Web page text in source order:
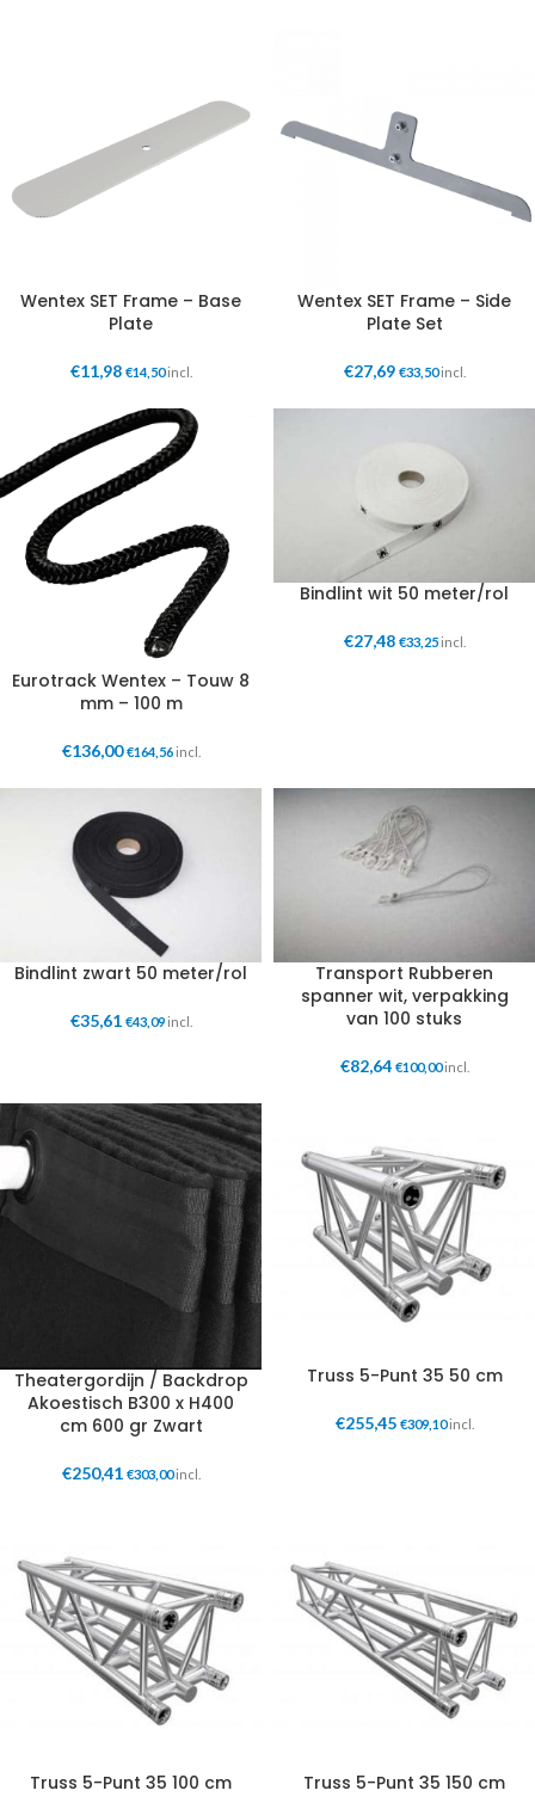
Wentex SET Frame – Base
Plate
€11,98 €14,50incl.
Wentex SET Frame – Side
Plate Set
€27,69 €33,50incl.
Eurotrack Wentex – Touw 8
mm – 100 m
€136,00 €164,56incl.
Bindlint wit 50 meter/rol
€27,48 €33,25incl.
Bindlint zwart 50 meter/rol
€35,61 €43,09incl.
Transport Rubberen
spanner wit, verpakking
van 100 stuks
€82,64 €100,00incl.
Theatergordijn / Backdrop
Akoestisch B300 x H400
cm 600 gr Zwart
€250,41 €303,00incl.
Truss 5-Punt 35 50 cm
€255,45 €309,10incl.
Truss 5-Punt 35 100 cm Truss 5-Punt 35 150 cm